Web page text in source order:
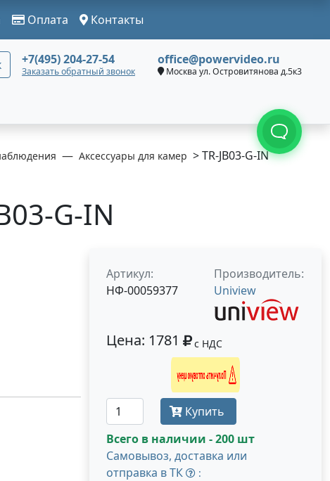
Оплата Контакты
+7(495) 204-27-54
Заказать обратный звонок
office@powervideo.ru
Москва ул. Островитянова д.5к3
Аксессуары для камер > TR-JB03-G-IN
G-IN
Артикул:
НФ-00059377
Производитель:
Uniview
Цена: 1781 с НДС
Получить оптовую цену
Купить
Всего в наличии - 200 шт
Самовывоз, доставка или
отправка в ТК
: